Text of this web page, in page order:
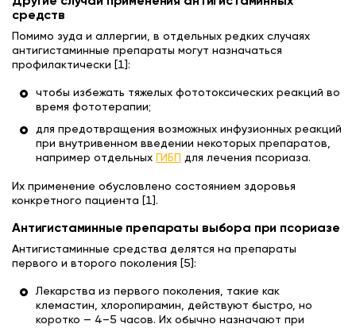
средств
Помимо зуда и аллергии, в отдельных редких случаях
антигистаминные препараты могут назначаться
профилактически [1]:
чтобы избежать тяжелых фототоксических реакций во
время фототерапии;
для предотвращения возможных инфузионных реакций
при внутривенном введении некоторых препаратов,
например отдельных ГИБП для лечения псориаза.
Их применение обусловлено состоянием здоровья
конкретного пациента [1].
Антигистаминные препараты выбора при псориазе
Антигистаминные средства делятся на препараты
первого и второго поколения [5]:
Лекарства из первого поколения, такие как
клемастин, хлоропирамин, действуют быстро, но
коротко — 4–5 часов. Их обычно назначают при